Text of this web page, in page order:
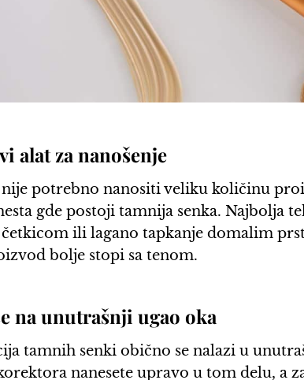
alat za nanošenje
potrebno nanositi veliku količinu
gde postoji tamnija senka. Najbolja
ili lagano tapkanje domalim
bolje stopi sa tenom.
na unutrašnji ugao oka
tamnih senki obično se nalazi u
nanesete upravo u tom delu, a